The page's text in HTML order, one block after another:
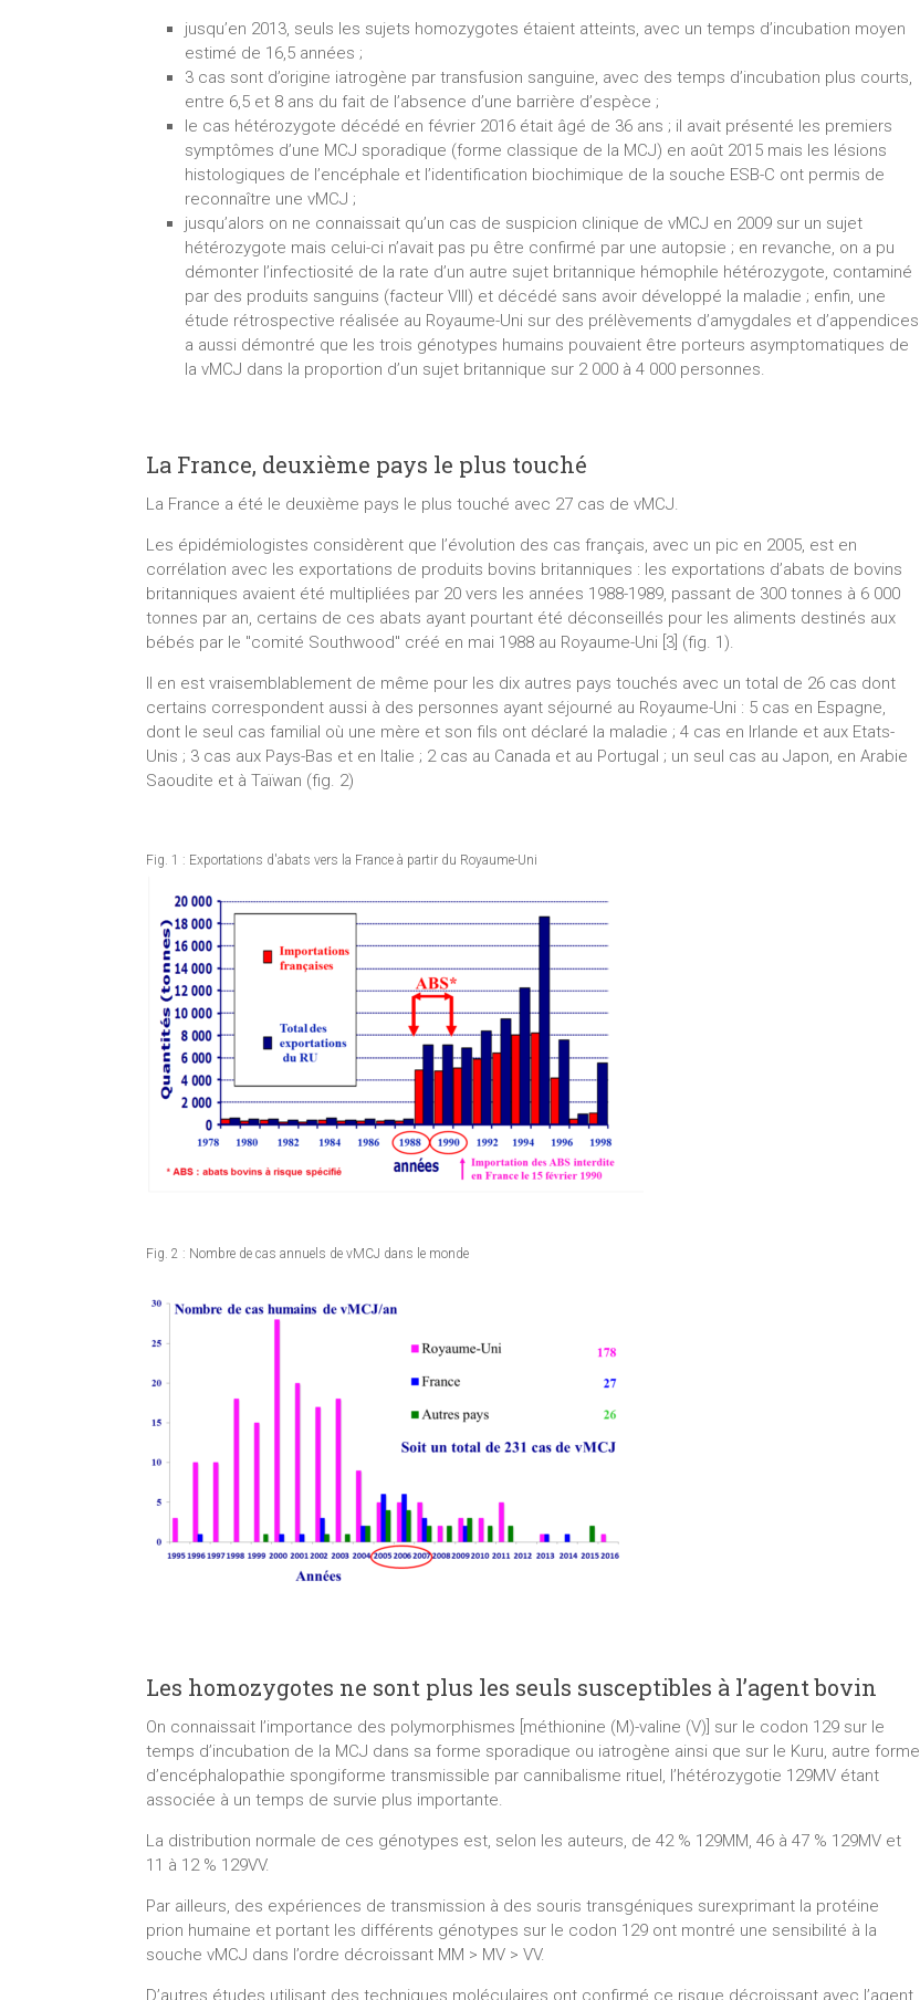
jusqu’en 2013, seuls les sujets homozygotes étaient atteints, avec un temps d’incubation moyen
estimé de 16,5 années ;
3 cas sont d’origine iatrogène par transfusion sanguine, avec des temps d’incubation plus courts,
entre 6,5 et 8 ans du fait de l’absence d’une barrière d’espèce ;
le cas hétérozygote décédé en février 2016 était âgé de 36 ans ; il avait présenté les premiers
symptômes d’une MCJ sporadique (forme classique de la MCJ) en août 2015 mais les lésions
histologiques de l’encéphale et l’identification biochimique de la souche ESB-C ont permis de
reconnaître une vMCJ ;
jusqu’alors on ne connaissait qu’un cas de suspicion clinique de vMCJ en 2009 sur un sujet
hétérozygote mais celui-ci n’avait pas pu être confirmé par une autopsie ; en revanche, on a pu
démonter l’infectiosité de la rate d’un autre sujet britannique hémophile hétérozygote, contaminé
par des produits sanguins (facteur VIII) et décédé sans avoir développé la maladie ; enfin, une
étude rétrospective réalisée au Royaume-Uni sur des prélèvements d’amygdales et d’appendices
a aussi démontré que les trois génotypes humains pouvaient être porteurs asymptomatiques de
la vMCJ dans la proportion d’un sujet britannique sur 2 000 à 4 000 personnes.
La France, deuxième pays le plus touché
La France a été le deuxième pays le plus touché avec 27 cas de vMCJ.
Les épidémiologistes considèrent que l’évolution des cas français, avec un pic en 2005, est en
corrélation avec les exportations de produits bovins britanniques : les exportations d’abats de bovins
britanniques avaient été multipliées par 20 vers les années 1988-1989, passant de 300 tonnes à 6 000
tonnes par an, certains de ces abats ayant pourtant été déconseillés pour les aliments destinés aux
bébés par le "comité Southwood" créé en mai 1988 au Royaume-Uni [3] (fig. 1).
Il en est vraisemblablement de même pour les dix autres pays touchés avec un total de 26 cas dont
certains correspondent aussi à des personnes ayant séjourné au Royaume-Uni : 5 cas en Espagne,
dont le seul cas familial où une mère et son fils ont déclaré la maladie ; 4 cas en Irlande et aux Etats-
Unis ; 3 cas aux Pays-Bas et en Italie ; 2 cas au Canada et au Portugal ; un seul cas au Japon, en Arabie
Saoudite et à Taïwan (fig. 2)
Fig. 1 : Exportations d'abats vers la France à partir du Royaume-Uni
Fig. 2 : Nombre de cas annuels de vMCJ dans le monde
Les homozygotes ne sont plus les seuls susceptibles à l’agent bovin
On connaissait l’importance des polymorphismes [méthionine (M)-valine (V)] sur le codon 129 sur le
temps d’incubation de la MCJ dans sa forme sporadique ou iatrogène ainsi que sur le Kuru, autre forme
d’encéphalopathie spongiforme transmissible par cannibalisme rituel, l’hétérozygotie 129MV étant
associée à un temps de survie plus importante.
La distribution normale de ces génotypes est, selon les auteurs, de 42 % 129MM, 46 à 47 % 129MV et
11 à 12 % 129VV.
Par ailleurs, des expériences de transmission à des souris transgéniques surexprimant la protéine
prion humaine et portant les différents génotypes sur le codon 129 ont montré une sensibilité à la
souche vMCJ dans l’ordre décroissant MM > MV > VV.
D’autres études utilisant des techniques moléculaires ont confirmé ce risque décroissant avec l’agent